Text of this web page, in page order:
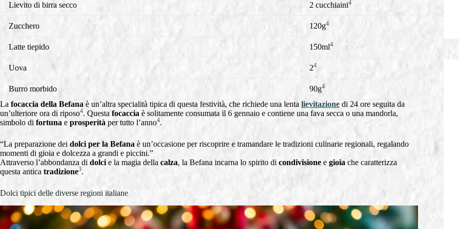
Lievito di birra secco 2 cucchiaini4
Zucchero 120g4
Latte tiepido 150ml4
Uova 24
Burro morbido 90g4
La focaccia della Befana è un’altra specialità tipica di questa festività, che richiede una lenta lievitazione di 24 ore seguita da
un’ulteriore ora di riposo4. Questa focaccia è solitamente consumata il 6 gennaio e contiene una fava secca o una mandorla,
simbolo di fortuna e prosperità per tutto l’anno4.
“La preparazione dei dolci per la Befana è un’occasione per riscoprire e tramandare le tradizioni culinarie regionali, regalando
momenti di gioia e dolcezza a grandi e piccini.”
Attraverso l’abbondanza di dolci e la magia della calza, la Befana incarna lo spirito di condivisione e gioia che caratterizza
questa antica tradizione3.
Dolci tipici delle diverse regioni italiane